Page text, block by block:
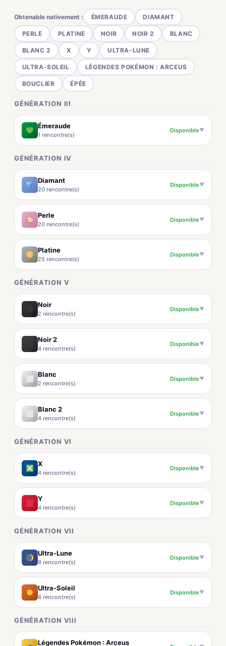
Obtenable nativement : ÉMERAUDE DIAMANT
PERLE PLATINE NOIR NOIR 2 BLANC
BLANC 2 X Y ULTRA-LUNE
ULTRA-SOLEIL LÉGENDES POKÉMON : ARCEUS
BOUCLIER ÉPÉE
GÉNÉRATION III
Émeraude
1 rencontre(s)
Disponible▼
GÉNÉRATION IV
Diamant
20 rencontre(s)
Disponible▼
Perle
20 rencontre(s)
Disponible▼
Platine
25 rencontre(s)
Disponible▼
GÉNÉRATION V
Noir
2 rencontre(s)
Disponible▼
Noir 2
4 rencontre(s)
Disponible▼
Blanc
2 rencontre(s)
Disponible▼
Blanc 2
4 rencontre(s)
Disponible▼
GÉNÉRATION VI
X
4 rencontre(s)
Disponible▼
Y
4 rencontre(s)
Disponible▼
GÉNÉRATION VII
Ultra-Lune
8 rencontre(s)
Disponible▼
Ultra-Soleil
8 rencontre(s)
Disponible▼
GÉNÉRATION VIII
Légendes Pokémon : Arceus